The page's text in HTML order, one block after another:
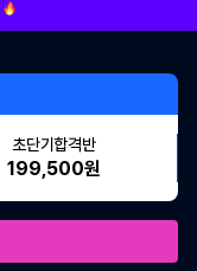
초단기합격반
199,500원